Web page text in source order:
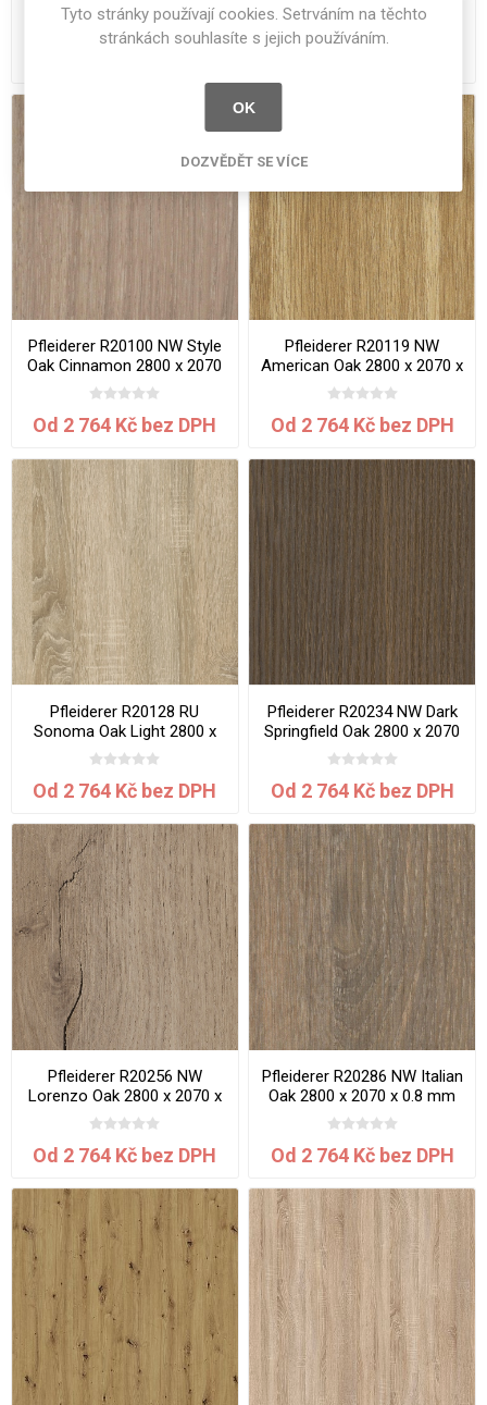
2070 x 0.8 mm
0.8 mm
Pfleiderer R20100 NW Style
Oak Cinnamon 2800 x 2070
x 0.8 mm
Od 2 764 Kč bez DPH
Pfleiderer R20119 NW
American Oak 2800 x 2070 x
0.8 mm
Od 2 764 Kč bez DPH
Pfleiderer R20128 RU
Sonoma Oak Light 2800 x
2070 x 0.8 mm
Od 2 764 Kč bez DPH
Pfleiderer R20234 NW Dark
Springfield Oak 2800 x 2070
x 0.8 mm
Od 2 764 Kč bez DPH
Pfleiderer R20256 NW
Lorenzo Oak 2800 x 2070 x
0.8 mm
Od 2 764 Kč bez DPH
Pfleiderer R20286 NW Italian
Oak 2800 x 2070 x 0.8 mm
Od 2 764 Kč bez DPH
Tyto stránky používají cookies. Setrváním na těchto
stránkách souhlasíte s jejich používáním.
OK
DOZVĚDĚT SE VÍCE